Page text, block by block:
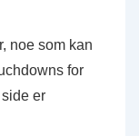
noe som kan
for
er